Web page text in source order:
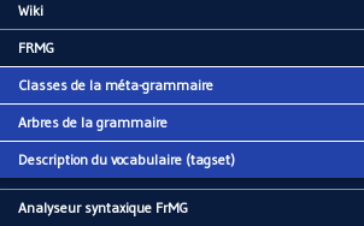
Main menu
Wiki
FRMG
Classes de la méta-grammaire
Arbres de la grammaire
Description du vocabulaire (tagset)
Analyseur syntaxique FrMG